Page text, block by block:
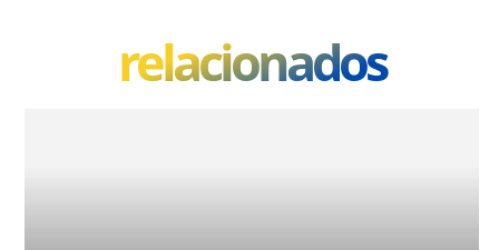
relacionados